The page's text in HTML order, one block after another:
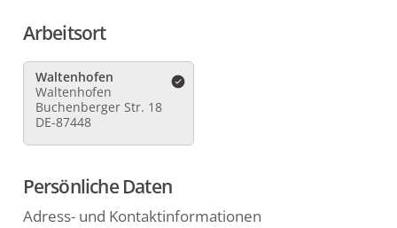
Arbeitsort
Waltenhofen
Waltenhofen
Buchenberger Str. 18
DE-87448
Persönliche Daten
Adress- und Kontaktinformationen